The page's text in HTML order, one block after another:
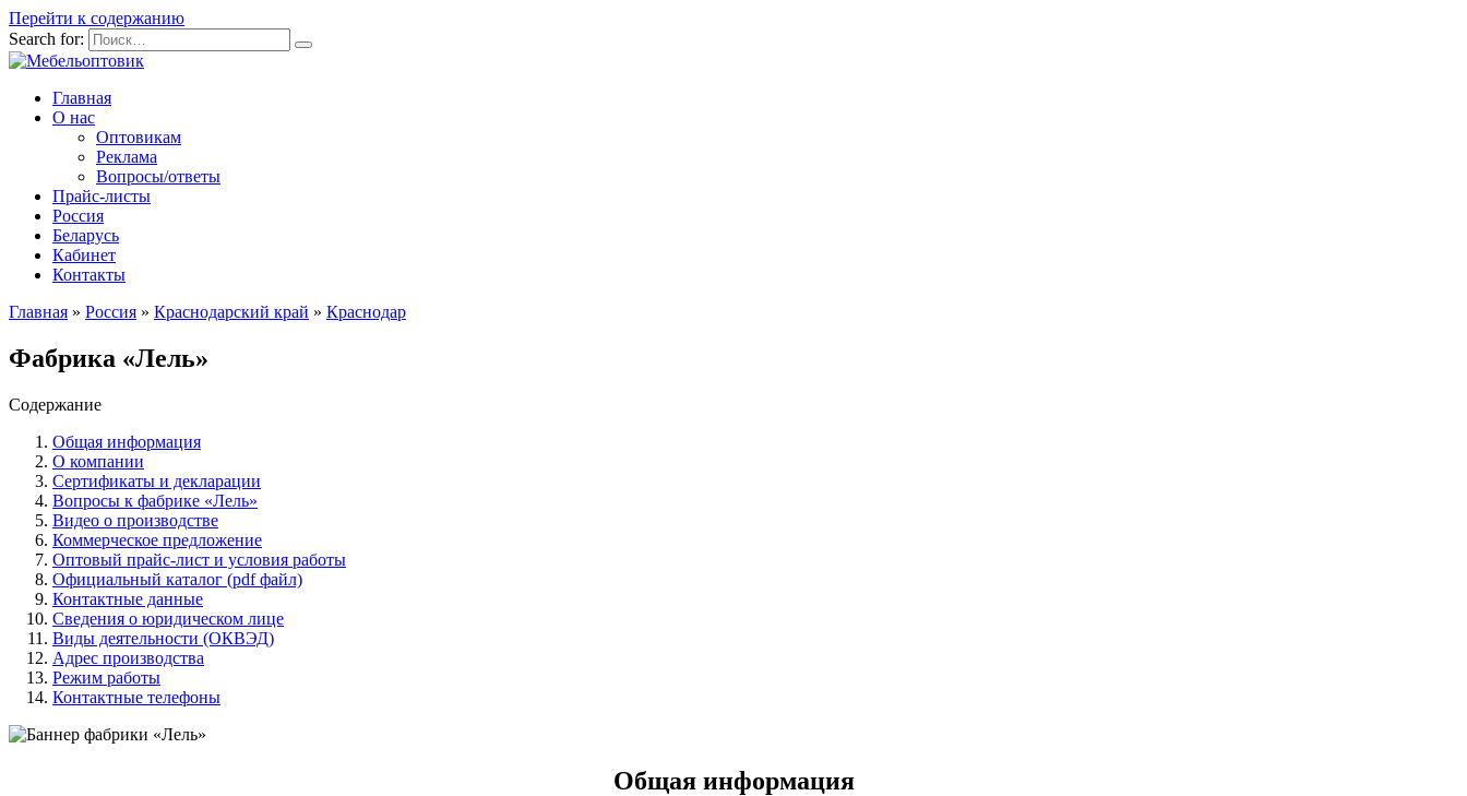
Перейти к содержанию
Search for:
Главная
О нас
Оптовикам
Реклама
Вопросы/ответы
Прайс-листы
Россия
Беларусь
Кабинет
Контакты
Главная » Россия » Краснодарский край » Краснодар
Фабрика «Лель»
Содержание
Общая информация
О компании
Сертификаты и декларации
Вопросы к фабрике «Лель»
Видео о производстве
Коммерческое предложение
Оптовый прайс-лист и условия работы
Официальный каталог (pdf файл)
Контактные данные
Сведения о юридическом лице
Виды деятельности (ОКВЭД)
Адрес производства
Режим работы
Контактные телефоны
Общая информация